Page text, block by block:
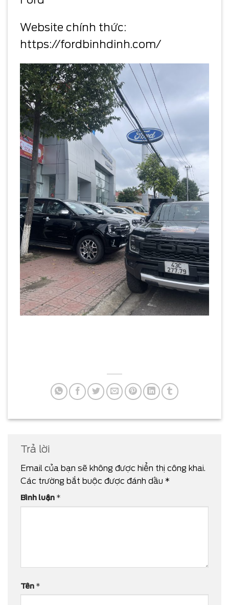
Website chính thức:
https://fordbinhdinh.com/
Trả lời
Email của bạn sẽ không được hiển thị công khai.
Các trường bắt buộc được đánh dấu *
Bình luận *
Tên *